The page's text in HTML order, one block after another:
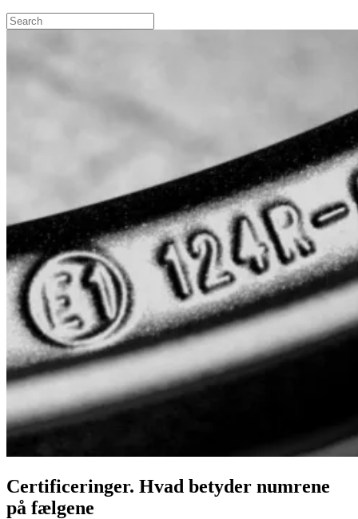
Certificeringer. Hvad betyder numrene
på fælgene